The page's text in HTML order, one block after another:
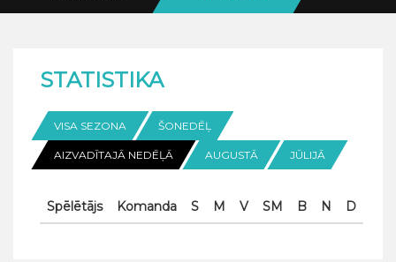
STATISTIKA
VISA SEZONA ŠONEDĒĻ
AIZVADĪTAJĀ NEDĒĻĀ AUGUSTĀ JŪLIJĀ
Spēlētājs Komanda S M V SM B N D